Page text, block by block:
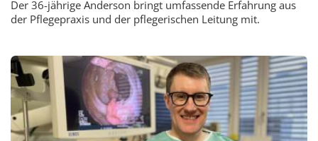
Der 36-jährige Anderson bringt umfassende Erfahrung aus
der Pflegepraxis und der pflegerischen Leitung mit.